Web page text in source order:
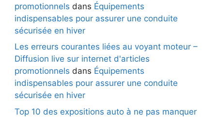
promotionnels dans Équipements
indispensables pour assurer une conduite
sécurisée en hiver
Les erreurs courantes liées au voyant moteur –
Diffusion live sur internet d'articles
promotionnels dans Équipements
indispensables pour assurer une conduite
sécurisée en hiver
Top 10 des expositions auto à ne pas manquer